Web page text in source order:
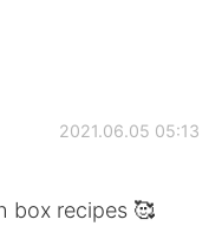
2021.06.05 05:13
box recipes 🥰